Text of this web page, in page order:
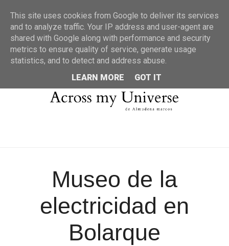
MENU
Museo de la
electricidad en
Bolarque
This site uses cookies from Google to deliver its services
and to analyze traffic. Your IP address and user-agent are
shared with Google along with performance and security
metrics to ensure quality of service, generate usage
statistics, and to detect and address abuse.
LEARN MORE
GOT IT